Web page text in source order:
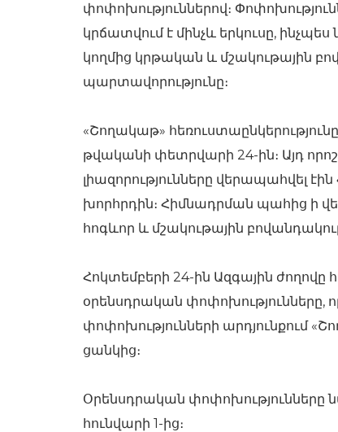
փոփոխություններով։
կրճատվում է մինչև երկուսը,
կողմից կրթական և մշակութային
պարտավորությունը։
«Շողակաթ»
թվականի փետրվարի 24-ին։ Այդ
լիազորությունները վերապահվել
խորհրդին։ Հիմնադրման պահից ի
հոգևոր և մշակութային
Հոկտեմբերի 24-ին Ազգային
օրենսդրական փոփոխությունները,
փոփոխությունների արդյունքում
ցանկից։
Օրենսդրական փոփոխությունները
հունվարի 1-ից։